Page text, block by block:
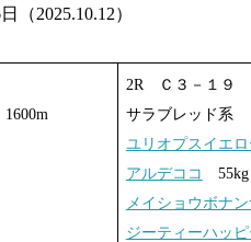
（2025.10.12）
2R Ｃ３－１９
サラブレッド系
ユリオプスイエ
アルデココ
55kg
メイショウボナ
ジーティーハッ